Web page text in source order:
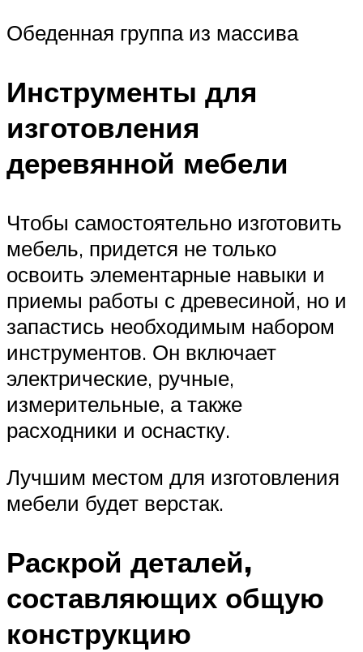
Обеденная группа из массива
Инструменты для
изготовления
деревянной мебели
Чтобы самостоятельно изготовить
мебель, придется не только
освоить элементарные навыки и
приемы работы с древесиной, но и
запастись необходимым набором
инструментов. Он включает
электрические, ручные,
измерительные, а также
расходники и оснастку.
Лучшим местом для изготовления
мебели будет верстак.
Раскрой деталей,
составляющих общую
конструкцию